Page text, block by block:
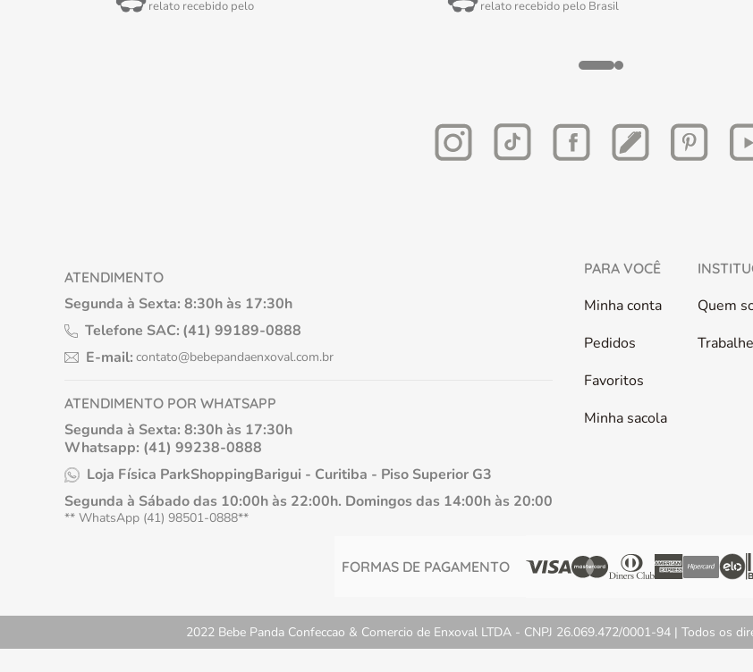
relato recebido pelo relato recebido pelo Brasil
ATENDIMENTO
Segunda à Sexta: 8:30h às 17:30h
Telefone SAC: (41) 99189-0888
E-mail: contato@bebepandaenxoval.com.br
ATENDIMENTO POR WHATSAPP
Segunda à Sexta: 8:30h às 17:30h
Whatsapp: (41) 99238-0888
Loja Física ParkShoppingBarigui - Curitiba - Piso Superior G3
Segunda à Sábado das 10:00h às 22:00h. Domingos das 14:00h às 20:00
** WhatsApp (41) 98501-0888**
PARA VOCÊ
Minha conta
Pedidos
Favoritos
Minha sacola
Quem
FORMAS DE PAGAMENTO
2022 Bebe Panda Confeccao & Comercio de Enxoval LTDA - CNPJ 26.069.472/0001-94 | Todos os